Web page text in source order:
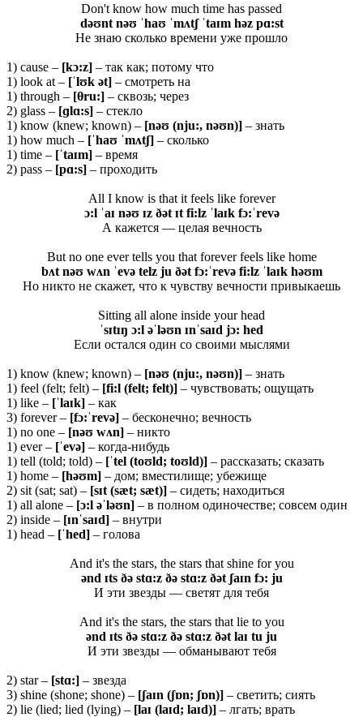
Don't know how much time has passed
dəʊnt nəʊ ˈhaʊ ˈmʌtʃ ˈtaɪm həz pɑ:st
Не знаю сколько времени уже прошло
1) cause – [kɔ:z] – так как; потому что
1) look at – [ˈlʊk ət] – смотреть на
1) through – [θru:] – сквозь; через
2) glass – [ɡlɑ:s] – стекло
1) know (knew; known) – [nəʊ (nju:, nəʊn)] – знать
1) how much – [ˈhaʊ ˈmʌtʃ] – сколько
1) time – [ˈtaɪm] – время
2) pass – [pɑ:s] – проходить
All I know is that it feels like forever
ɔ:l ˈaɪ nəʊ ɪz ðət ɪt fi:lz ˈlaɪk fɔ:ˈrevə
А кажется — целая вечность
But no one ever tells you that forever feels like home
bʌt nəʊ wʌn ˈevə telz ju ðət fɔ:ˈrevə fi:lz ˈlaɪk həʊm
Но никто не скажет, что к чувству вечности привыкаешь
Sitting all alone inside your head
ˈsɪtɪŋ ɔ:l əˈləʊn ɪnˈsaɪd jɔ: hed
Если остался один со своими мыслями
1) know (knew; known) – [nəʊ (nju:, nəʊn)] – знать
1) feel (felt; felt) – [fi:l (felt; felt)] – чувствовать; ощущать
1) like – [ˈlaɪk] – как
3) forever – [fɔ:ˈrevə] – бесконечно; вечность
1) no one – [nəʊ wʌn] – никто
1) ever – [ˈevə] – когда-нибудь
1) tell (told; told) – [ˈtel (toʊld; toʊld)] – рассказать; сказать
1) home – [həʊm] – дом; вместилище; убежище
2) sit (sat; sat) – [sɪt (sæt; sæt)] – сидеть; находиться
1) all alone – [ɔ:l əˈləʊn] – в полном одиночестве; совсем один
2) inside – [ɪnˈsaɪd] – внутри
1) head – [ˈhed] – голова
And it's the stars, the stars that shine for you
ənd ɪts ðə stɑ:z ðə stɑ:z ðət ʃaɪn fɔ: ju
И эти звезды — светят для тебя
And it's the stars, the stars that lie to you
ənd ɪts ðə stɑ:z ðə stɑ:z ðət laɪ tu ju
И эти звезды — обманывают тебя
2) star – [stɑ:] – звезда
3) shine (shone; shone) – [ʃaɪn (ʃɒn; ʃɒn)] – светить; сиять
2) lie (lied; lied (lying) – [laɪ (laɪd; laɪd)] – лгать; врать